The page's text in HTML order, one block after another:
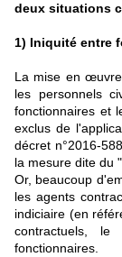
deux situations
1) Iniquité entre
La mise en
les personnels
fonctionnaires et
exclus de
décret n°2016-
la mesure dite du
Or, beaucoup
les agents
indiciaire (en
contractuels, le
fonctionnaires.